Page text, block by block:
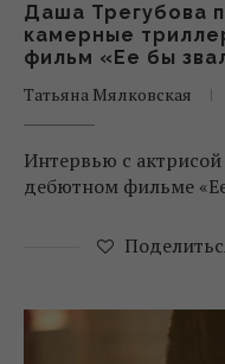
Даша Трегубова
камерные
фильм «Ее бы
Татьяна Мялковская
Интервью с
дебютном фильме